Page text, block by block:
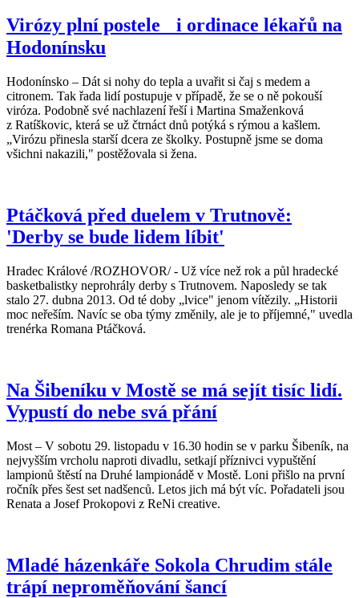
Virózy plní postele i ordinace lékařů na
Hodonínsku
Hodonínsko – Dát si nohy do tepla a uvařit si čaj s medem a
citronem. Tak řada lidí postupuje v případě, že se o ně pokouší
viróza. Podobně své nachlazení řeší i Martina Smaženková
z Ratíškovic, která se už čtrnáct dnů potýká s rýmou a kašlem.
„Virózu přinesla starší dcera ze školky. Postupně jsme se doma
všichni nakazili," postěžovala si žena.
Ptáčková před duelem v Trutnově:
'Derby se bude lidem líbit'
Hradec Králové /ROZHOVOR/ - Už více než rok a půl hradecké
basketbalistky neprohrály derby s Trutnovem. Naposledy se tak
stalo 27. dubna 2013. Od té doby „lvice" jenom vítězily. „Historii
moc neřeším. Navíc se oba týmy změnily, ale je to příjemné," uvedla
trenérka Romana Ptáčková.
Na Šibeníku v Mostě se má sejít tisíc lidí.
Vypustí do nebe svá přání
Most – V sobotu 29. listopadu v 16.30 hodin se v parku Šibeník, na
nejvyšším vrcholu naproti divadlu, setkají příznivci vypuštění
lampionů štěstí na Druhé lampionádě v Mostě. Loni přišlo na první
ročník přes šest set nadšenců. Letos jich má být víc. Pořadateli jsou
Renata a Josef Prokopovi z ReNi creative.
Mladé házenkáře Sokola Chrudim stále
trápí neproměňování šancí